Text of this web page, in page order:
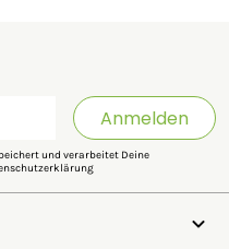
Anmelden
und verarbeitet Deine